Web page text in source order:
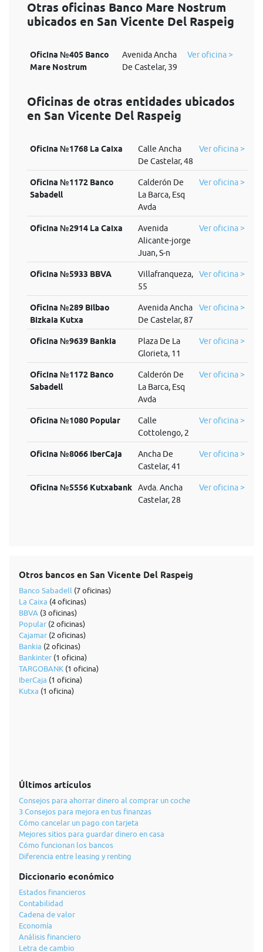
Otras oficinas Banco Mare Nostrum
ubicados en San Vicente Del Raspeig
Oficina №405 Banco
Mare Nostrum
Avenida Ancha
De Castelar, 39
Ver oficina >
Oficinas de otras entidades ubicados
en San Vicente Del Raspeig
Oficina №1768 La Caixa
Calle Ancha
De Castelar, 48
Ver oficina >
Oficina №1172 Banco
Sabadell
Calderón De
La Barca, Esq
Avda
Ver oficina >
Oficina №2914 La Caixa
Avenida
Alicante-jorge
Juan, S-n
Ver oficina >
Oficina №5933 BBVA
Villafranqueza,
55
Ver oficina >
Oficina №289 Bilbao
Bizkaia Kutxa
Avenida Ancha
De Castelar, 87
Ver oficina >
Oficina №9639 Bankia
Plaza De La
Glorieta, 11
Ver oficina >
Oficina №1172 Banco
Sabadell
Calderón De
La Barca, Esq
Avda
Ver oficina >
Oficina №1080 Popular
Calle
Cottolengo, 2
Ver oficina >
Oficina №8066 IberCaja
Ancha De
Castelar, 41
Ver oficina >
Oficina №5556 Kutxabank
Avda. Ancha
Castelar, 28
Ver oficina >
Otros bancos en San Vicente Del Raspeig
Banco Sabadell (7 oficinas)
La Caixa (4 oficinas)
BBVA (3 oficinas)
Popular (2 oficinas)
Cajamar (2 oficinas)
Bankia (2 oficinas)
Bankinter (1 oficina)
TARGOBANK (1 oficina)
IberCaja (1 oficina)
Kutxa (1 oficina)
Últimos artículos
Consejos para ahorrar dinero al comprar un coche
3 Consejos para mejora en tus finanzas
Cómo cancelar un pago con tarjeta
Mejores sitios para guardar dinero en casa
Cómo funcionan los bancos
Diferencia entre leasing y renting
Diccionario económico
Estados financieros
Contabilidad
Cadena de valor
Economía
Análisis financiero
Letra de cambio